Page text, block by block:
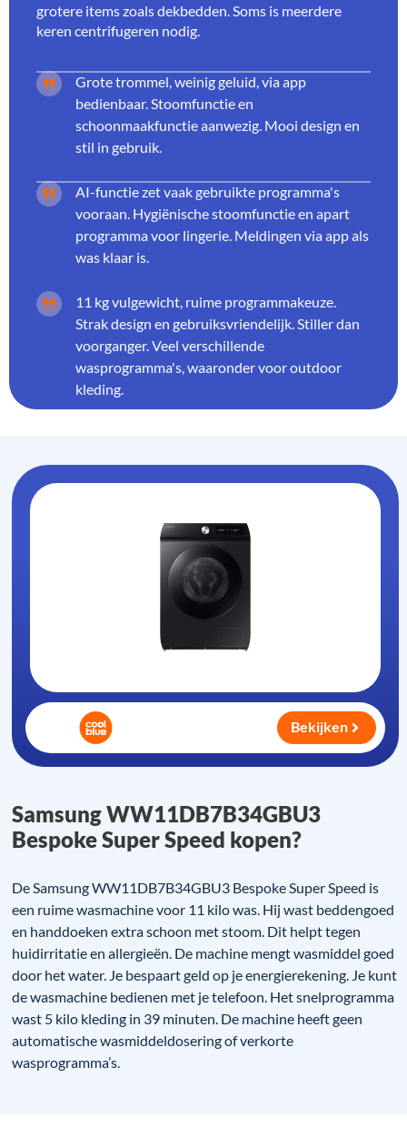
grotere items zoals dekbedden. Soms is meerdere
keren centrifugeren nodig.
Grote trommel, weinig geluid, via app
bedienbaar. Stoomfunctie en
schoonmaakfunctie aanwezig. Mooi design en
stil in gebruik.
AI-functie zet vaak gebruikte programma's
vooraan. Hygiënische stoomfunctie en apart
programma voor lingerie. Meldingen via app als
was klaar is.
11 kg vulgewicht, ruime programmakeuze.
Strak design en gebruiksvriendelijk. Stiller dan
voorganger. Veel verschillende
wasprogramma's, waaronder voor outdoor
kleding.
Samsung WW11DB7B34GBU3
Bespoke Super Speed kopen?
De Samsung WW11DB7B34GBU3 Bespoke Super Speed is
een ruime wasmachine voor 11 kilo was. Hij wast beddengoed
en handdoeken extra schoon met stoom. Dit helpt tegen
huidirritatie en allergieën. De machine mengt wasmiddel goed
door het water. Je bespaart geld op je energierekening. Je kunt
de wasmachine bedienen met je telefoon. Het snelprogramma
wast 5 kilo kleding in 39 minuten. De machine heeft geen
automatische wasmiddeldosering of verkorte
wasprogramma’s.
Bekijken